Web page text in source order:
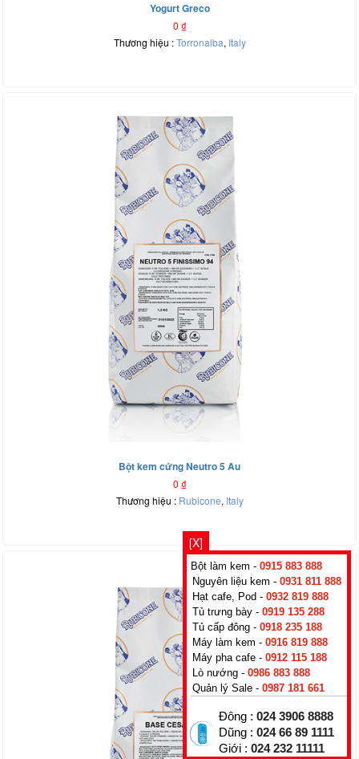
Yogurt Greco
0 ₫
Thương hiệu :Torronalba, Italy
Bột kem cứng Neutro 5 Au
0 ₫
Thương hiệu : Rubicone, Italy
[X]
Bột làm kem - 0915 883 888
Nguyên liệu kem - 0931 811 888
Hạt cafe, Pod - 0932 819 888
Tủ trưng bày - 0919 135 288
Tủ cấp đông - 0918 235 188
Máy làm kem - 0916 819 888
Máy pha cafe - 0912 115 188
Lò nướng - 0986 883 888
Quản lý Sale - 0987 181 661
Đông : 024 3906 8888
Dũng : 024 66 89 1111
Giới : 024 232 11111